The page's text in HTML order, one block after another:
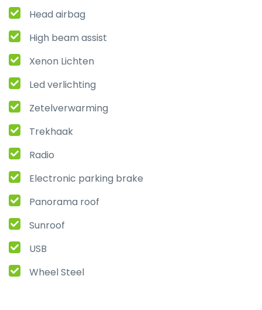
Head airbag
High beam assist
Xenon Lichten
Led verlichting
Zetelverwarming
Trekhaak
Radio
Electronic parking brake
Panorama roof
Sunroof
USB
Wheel Steel